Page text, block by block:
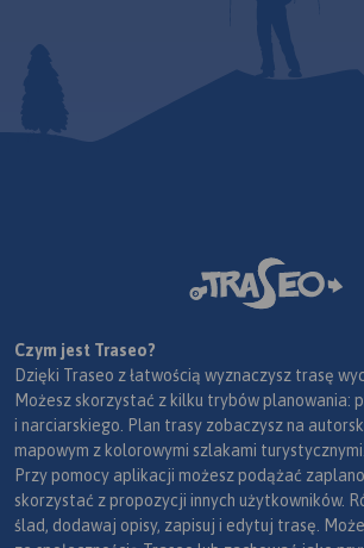
Czym jest Traseo?
Dzięki Traseo z łatwością wyznaczysz trasę
Możesz skorzystać z kilku trybów planowania:
i narciarskiego. Plan trasy zobaczysz na
mapowym z kolorowymi szlakami turystycznymi.
Przy pomocy aplikacji możesz podążać
skorzystać z propozycji innych użytkowników.
ślad, dodawaj opisy, zapisuj i edytuj trasę.